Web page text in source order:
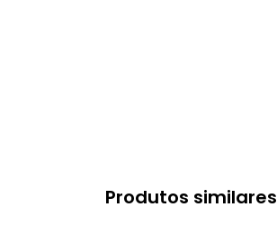
Produtos similares